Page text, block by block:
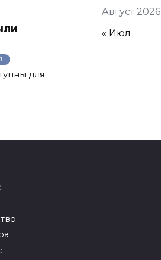
для
Август 2026
« Июл